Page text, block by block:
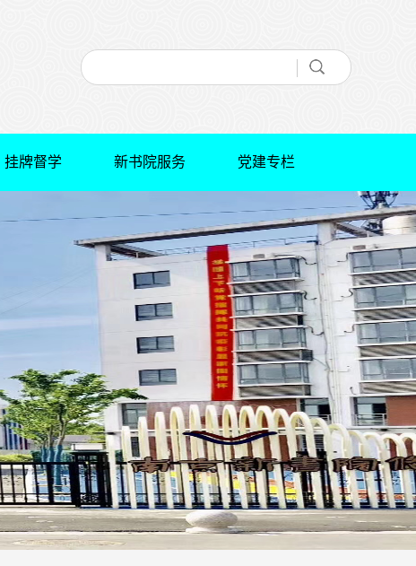
挂牌督学 新书院服务 党建专栏